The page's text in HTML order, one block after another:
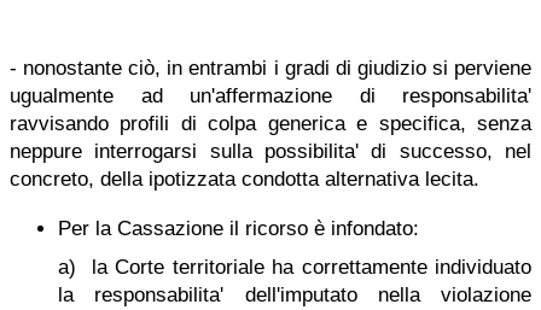
- nonostante ciò, in entrambi i gradi di giudizio si perviene
ugualmente ad un'affermazione di responsabilita'
ravvisando profili di colpa generica e specifica, senza
neppure interrogarsi sulla possibilita' di successo, nel
concreto, della ipotizzata condotta alternativa lecita.
Per la Cassazione il ricorso è infondato:
a) la Corte territoriale ha correttamente individuato
la responsabilita' dell'imputato nella violazione